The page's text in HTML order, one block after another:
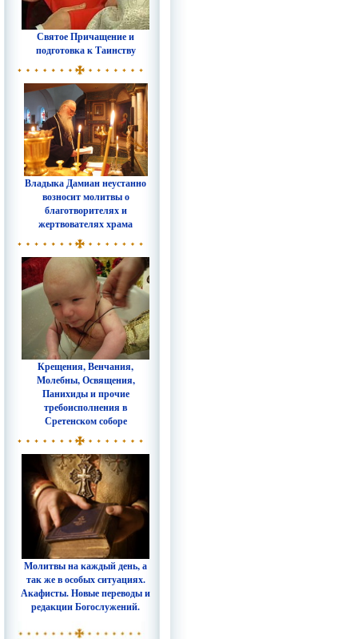
Святое Причащение и
подготовка к Таинству
Владыка Дамиан неустанно
возносит молитвы о
благотворителях и
жертвователях храма
Крещения, Венчания,
Молебны, Освящения,
Панихиды и прочие
требоисполнения в
Сретенском соборе
Молитвы на каждый день, а
так же в особых ситуациях.
Акафисты. Новые переводы и
редакции Богослужений.